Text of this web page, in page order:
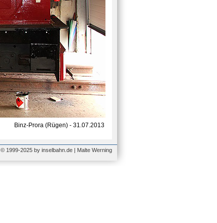
Binz-Prora (Rügen) - 31.07.2013
© 1999-2025 by inselbahn.de | Malte Werning